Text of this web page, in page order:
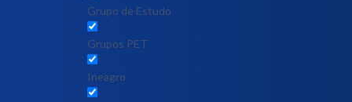
Grupo de Estudo
Grupos PET
Ineagro